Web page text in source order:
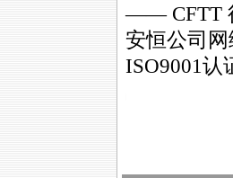
—— CFTT
安恒公司
ISO9001认